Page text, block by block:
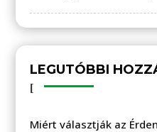
LEGUTÓBBI
Miért választják az